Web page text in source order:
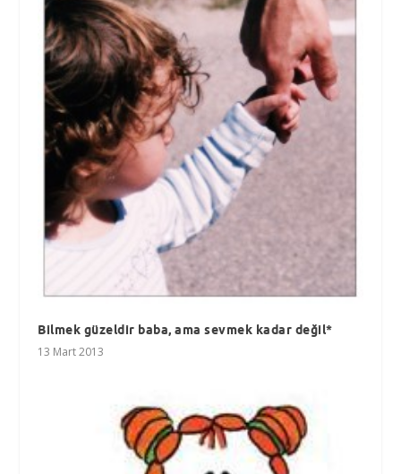
Bilmek güzeldir baba, ama sevmek kadar değil*
13 Mart 2013